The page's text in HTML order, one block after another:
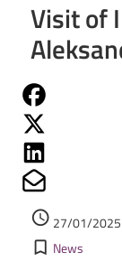
Visit of
access_time 27/01/
bookmark_border Kategorie
News